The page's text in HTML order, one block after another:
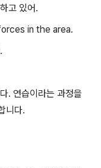
고 있어.
in the area.
. 연습이라는 과정을
니다.